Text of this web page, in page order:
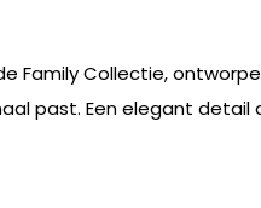
Family Collectie,
past. Een elegant